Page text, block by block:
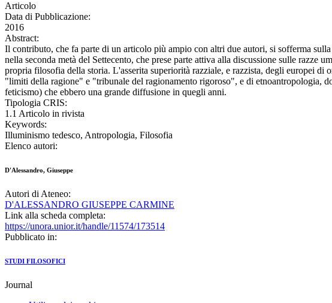
Articolo
Data di Pubblicazione:
2016
Abstract:
Il contributo, che fa parte di un articolo più ampio con altri due autori, si sofferma
nella seconda metà del Settecento, che prese parte attiva alla discussione sulle
propria filosofia della storia. L'asserita superiorità razziale, e razzista, degli europei
"limiti della ragione" e "tribunale del ragionamento rigoroso", e di etnoantropologia,
feticismo) che ebbero una grande diffusione in quegli anni.
Tipologia CRIS:
1.1 Articolo in rivista
Keywords:
Illuminismo tedesco, Antropologia, Filosofia
Elenco autori:
D'Alessandro, Giuseppe
Autori di Ateneo:
D'ALESSANDRO GIUSEPPE CARMINE
Link alla scheda completa:
https://unora.unior.it/handle/11574/173514
Pubblicato in:
STUDI FILOSOFICI
Journal